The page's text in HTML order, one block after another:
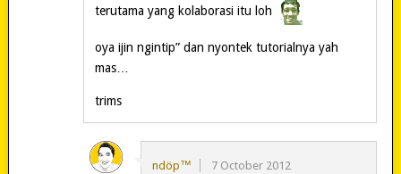
terutama yang kolaborasi itu loh
oya ijin ngintip” dan nyontek tutorialnya yah
mas…
trims
ndöp™ 7 October 2012